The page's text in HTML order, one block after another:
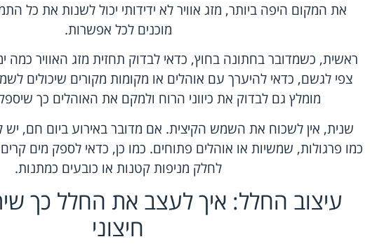
את המקום היפה ביותר, מזג אוויר לא ידידותי יכול לשנות את כל
מוכנים לכל אפשרות.
ראשית, כשמדובר בחתונה בחוץ, כדאי לבדוק תחזית מזג האוויר כמה
צפי לגשם, כדאי להיערך עם אוהלים או מקומות מקורים שיכולים
מומלץ גם לבדוק את כיווני הרוח ולמקם את האוהלים כך
שנית, אין לשכוח את השמש הקיצית. אם מדובר באירוע ביום חם, יש
כמו פרגולות, שמשיות או אוהלים פתוחים. כמו כן, כדאי לספק מים קרים
לחלק מניפות קטנות או כובעים כמתנות.
עיצוב החלל: איך לעצב את החלל כך
חיצוני